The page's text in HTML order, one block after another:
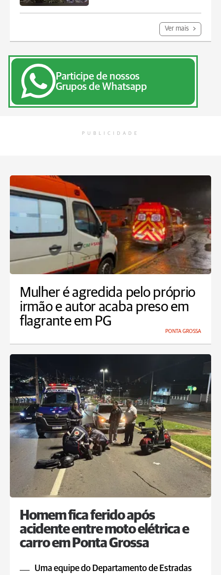
Ver mais
Participe de nossos
Grupos de Whatsapp
PUBLICIDADE
Mulher é agredida pelo próprio
irmão e autor acaba preso em
flagrante em PG
PONTA GROSSA
Homem fica ferido após
acidente entre moto elétrica e
carro em Ponta Grossa
Uma equipe do Departamento de Estradas